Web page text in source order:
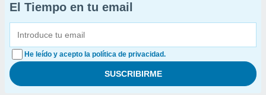
El Tiempo en tu email
He leído y acepto la política de privacidad.